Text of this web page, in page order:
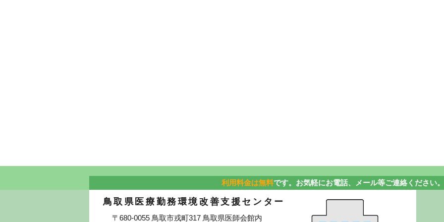
利用料金は無料です。お気軽にお電話、メール等ご連絡ください。
鳥取県医療勤務環境改善支援センター
〒680-0055 鳥取市戎町317 鳥取県医師会館内